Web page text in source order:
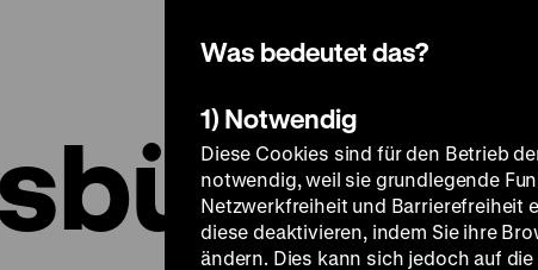
Was bedeutet das?
1) Notwendig
Diese Cookies sind für den Betrieb
notwendig, weil sie grundlegende
Netzwerkfreiheit und Barrierefreiheit
diese deaktivieren, indem Sie ihre
ändern. Dies kann sich jedoch auf